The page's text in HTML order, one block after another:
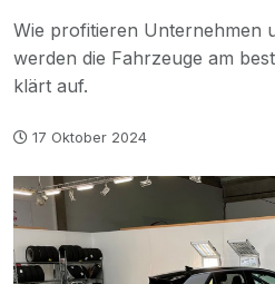
Wie profitieren Unternehmen
werden die Fahrzeuge am
klärt auf.
17 Oktober 2024